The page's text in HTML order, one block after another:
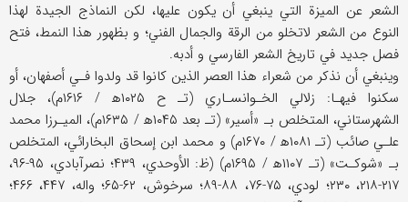
الشعر عن الميزة التي ينبغي أن يكون عليها، لكن النماذج الجيدة لهذا
النوع من الشعر لاتخلو من الرقة والجمال الفني؛ و بظهور هذا النمط، فتح
فصل جديد في تاريخ الشعر الفارسي و أدبه.
وينبغي أن نذكر من شعراء هذا العصر الذين كانوا قد ولدوا فـي أصفهان، أو
سكنوا فيهـا: زلالي الخـوانسـاري (تـ ح ۱۰۲۵ه‍ / ۱۶۱۶م)، جلال
الشهرستاني، المتخلص بـ «أسير» (تـ بعد ۱۰۴۵ه‍ / ۱۶۳۵م)، الميـرزا محمد
علـي صائب (تـ ۱۰۸۱ه‍ / ۱۶۷۰م) و محمد ابن إسحاق البخارائي، المتخلص
بـ «شوكـت» (تـ ۱۱۰۷ه‍ / ۱۶۹۵م) (ظ: الأوحدي، ۴۳۹؛ نصرآبادي، ۹۵-۹۶،
۲۱۷-۲۱۸، ۲۳۰؛ لودي، ۷۵-۷۶، ۸۸-۸۹؛ سرخوش، ۶۲-۶۵؛ واله، ۴۴۷، ۴۶۶؛